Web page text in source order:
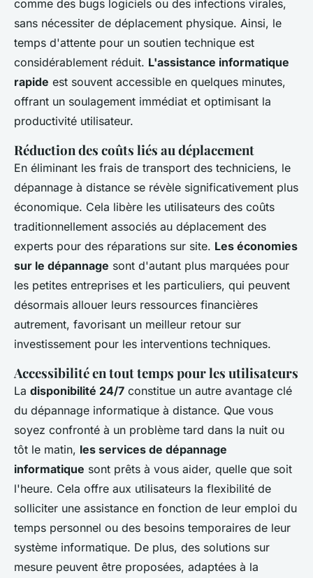
comme des bugs logiciels ou des infections virales,
sans nécessiter de déplacement physique. Ainsi, le
temps d'attente pour un soutien technique est
considérablement réduit. L'assistance informatique
rapide est souvent accessible en quelques minutes,
offrant un soulagement immédiat et optimisant la
productivité utilisateur.
Réduction des coûts liés au déplacement
En éliminant les frais de transport des techniciens, le
dépannage à distance se révèle significativement plus
économique. Cela libère les utilisateurs des coûts
traditionnellement associés au déplacement des
experts pour des réparations sur site. Les économies
sur le dépannage sont d'autant plus marquées pour
les petites entreprises et les particuliers, qui peuvent
désormais allouer leurs ressources financières
autrement, favorisant un meilleur retour sur
investissement pour les interventions techniques.
Accessibilité en tout temps pour les utilisateurs
La disponibilité 24/7 constitue un autre avantage clé
du dépannage informatique à distance. Que vous
soyez confronté à un problème tard dans la nuit ou
tôt le matin, les services de dépannage
informatique sont prêts à vous aider, quelle que soit
l'heure. Cela offre aux utilisateurs la flexibilité de
solliciter une assistance en fonction de leur emploi du
temps personnel ou des besoins temporaires de leur
système informatique. De plus, des solutions sur
mesure peuvent être proposées, adaptées à la